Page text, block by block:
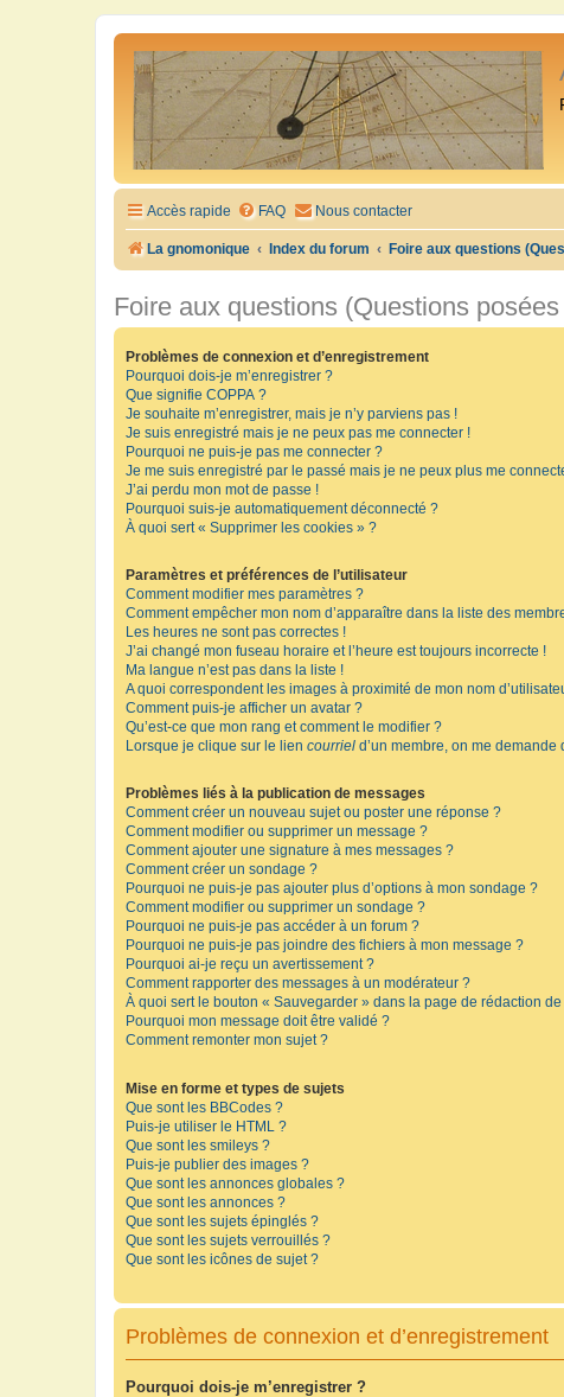
Accès rapide FAQ Nous contacter
La gnomonique Index du forum Foire aux questions
Foire aux questions (Questions
Problèmes de connexion et d’enregistrement
Pourquoi dois-je m’enregistrer ?
Que signifie COPPA ?
Je souhaite m’enregistrer, mais je n’y parviens pas !
Je suis enregistré mais je ne peux pas me connecter !
Pourquoi ne puis-je pas me connecter ?
Je me suis enregistré par le passé mais je ne peux plus me
J’ai perdu mon mot de passe !
Pourquoi suis-je automatiquement déconnecté ?
À quoi sert « Supprimer les cookies » ?
Paramètres et préférences de l’utilisateur
Comment modifier mes paramètres ?
Comment empêcher mon nom d’apparaître dans la liste des
Les heures ne sont pas correctes !
J’ai changé mon fuseau horaire et l’heure est toujours incorrecte !
Ma langue n’est pas dans la liste !
A quoi correspondent les images à proximité de mon nom
Comment puis-je afficher un avatar ?
Qu’est-ce que mon rang et comment le modifier ?
Lorsque je clique sur le lien courriel d’un membre, on me demande
Problèmes liés à la publication de messages
Comment créer un nouveau sujet ou poster une réponse ?
Comment modifier ou supprimer un message ?
Comment ajouter une signature à mes messages ?
Comment créer un sondage ?
Pourquoi ne puis-je pas ajouter plus d’options à mon sondage ?
Comment modifier ou supprimer un sondage ?
Pourquoi ne puis-je pas accéder à un forum ?
Pourquoi ne puis-je pas joindre des fichiers à mon message ?
Pourquoi ai-je reçu un avertissement ?
Comment rapporter des messages à un modérateur ?
À quoi sert le bouton « Sauvegarder » dans la page de rédaction
Pourquoi mon message doit être validé ?
Comment remonter mon sujet ?
Mise en forme et types de sujets
Que sont les BBCodes ?
Puis-je utiliser le HTML ?
Que sont les smileys ?
Puis-je publier des images ?
Que sont les annonces globales ?
Que sont les annonces ?
Que sont les sujets épinglés ?
Que sont les sujets verrouillés ?
Que sont les icônes de sujet ?
Problèmes de connexion et d’enregistrement
Pourquoi dois-je m’enregistrer ?